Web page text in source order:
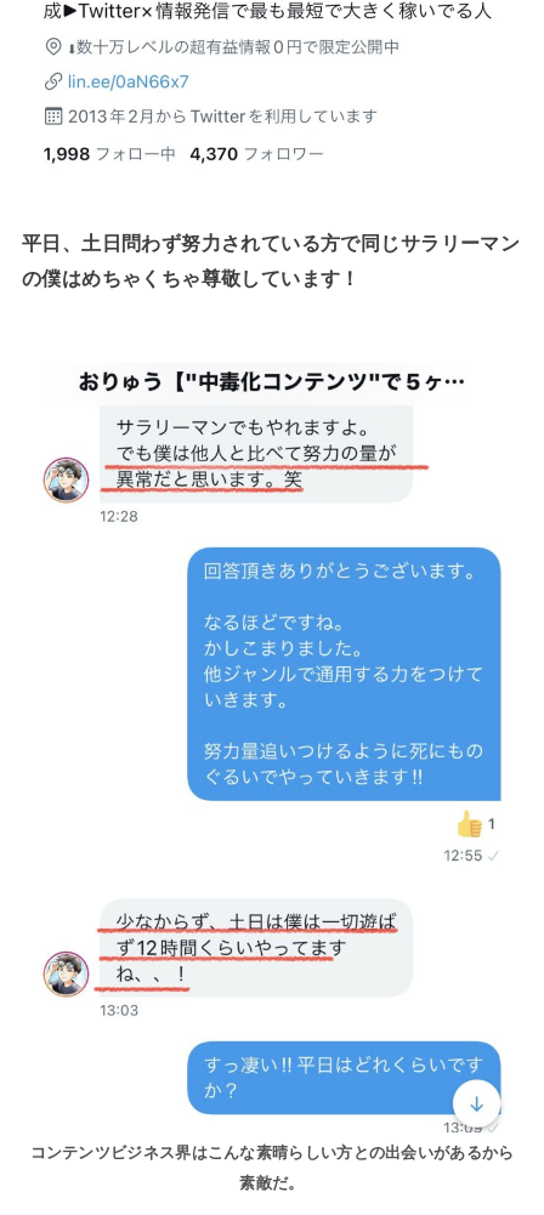
平日、土日問わず努力されている方で同じサラリーマン
の僕はめちゃくちゃ尊敬しています！
コンテンツビジネス界はこんな素晴らしい方との出会いがあるから
素敵だ。